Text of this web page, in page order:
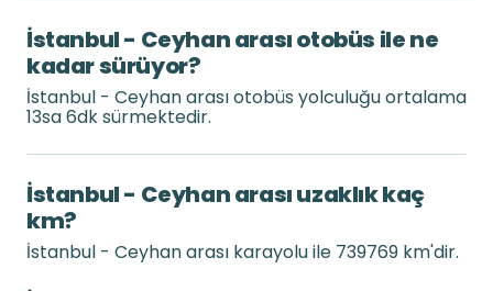
İstanbul - Ceyhan arası otobüs ile ne
kadar sürüyor?
İstanbul - Ceyhan arası otobüs yolculuğu ortalama
13sa 6dk sürmektedir.
İstanbul - Ceyhan arası uzaklık kaç
km?
İstanbul - Ceyhan arası karayolu ile 739769 km'dir.